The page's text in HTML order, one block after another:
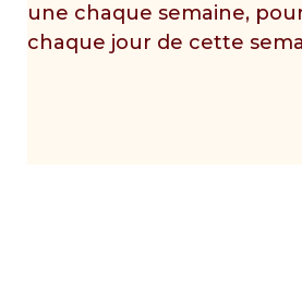
une chaque semaine,
chaque jour de cette